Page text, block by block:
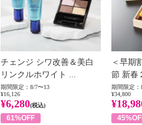
チェンジ シワ改善＆美白
リンクルホワイト ...
期間限定：8/7〜13
¥16,126
¥6,280(税込)
61%OFF
＜早期
節 新春
期間限定：
¥34,800